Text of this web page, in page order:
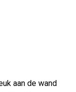
aan de wand